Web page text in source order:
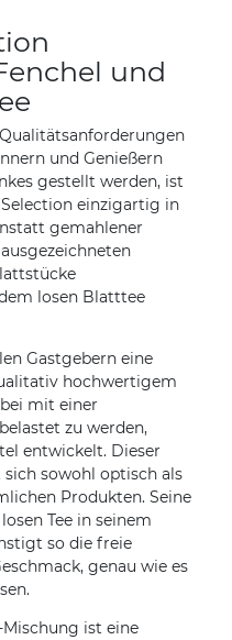
und
und Genießern
gestellt werden, ist
einzigartig in
gemahlener
losen Blatttee
Gastgebern eine
hochwertigem
mit einer
zu werden,
entwickelt. Dieser
sowohl optisch als
Produkten. Seine
Tee in seinem
so die freie
genau wie es
ist eine